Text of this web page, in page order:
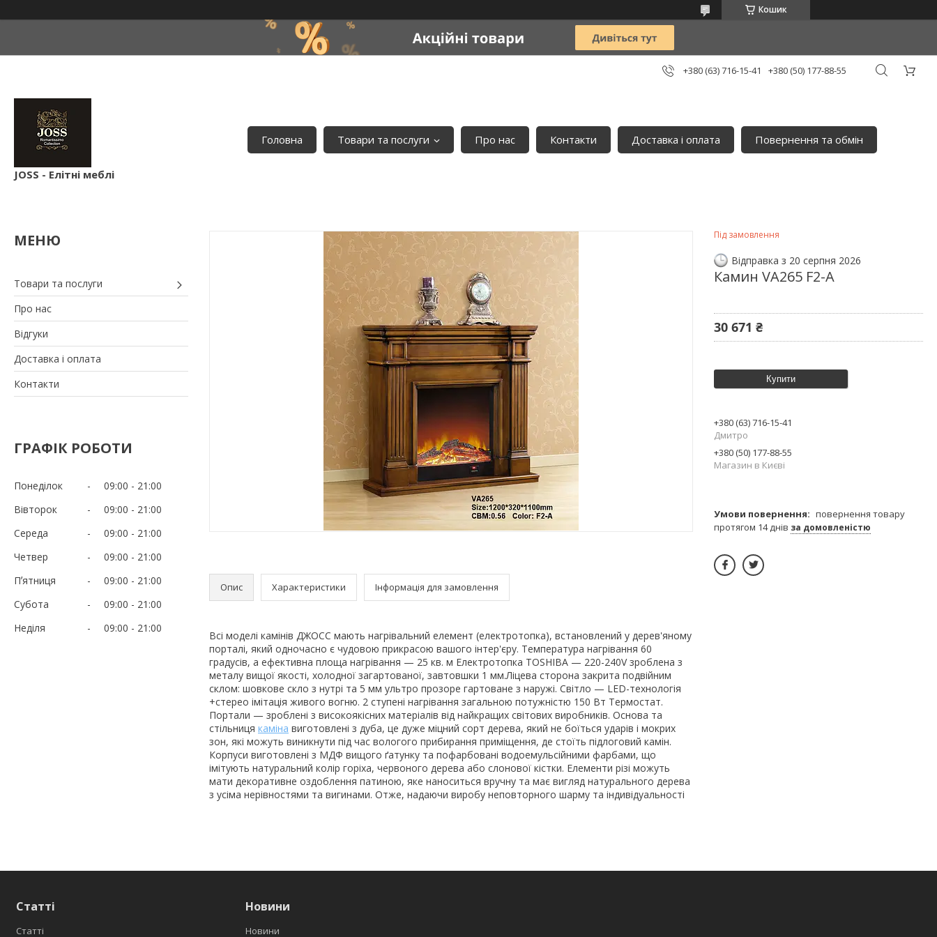
Кошик
+380 (63) 716-15-41 +380 (50) 177-88-55
JOSS - Елітні меблі
Головна Товари та послуги Про нас Контакти Доставка і оплата Повернення та обмін
Товари та послуги
Про нас
Відгуки
Доставка і оплата
Контакти
ГРАФІК РОБОТИ
Понеділок 09:00
21:00
Вівторок
09:00
21:00
Середа
09:00
21:00
Четвер
09:00
21:00
Пʼятниця
09:00
21:00
Субота
09:00
21:00
Неділя
09:00 21:00
Опис Характеристики Інформація для замовлення
Всі моделі камінів ДЖОСС мають нагрівальний елемент (електротопка), встановлений у дерев'яному
порталі, який одночасно є чудовою прикрасою вашого інтер'єру. Температура нагрівання 60
градусів, а ефективна площа нагрівання — 25 кв. м Електротопка TOSHIBA — 220-240V зроблена з
металу вищої якості, холодної загартованої, завтовшки 1 мм.Ліцева сторона закрита подвійним
склом: шовкове скло з нутрі та 5 мм ультро прозоре гартоване з наружі. Світло — LED-технологія
+стерео імітація живого вогню. 2 ступені нагрівання загальною потужністю 150 Вт Термостат.
Портали — зроблені з високоякісних матеріалів від найкращих світових виробників. Основа та
стільниця каміна виготовлені з дуба, це дуже міцний сорт дерева, який не боїться ударів і мокрих
зон, які можуть виникнути під час вологого прибирання приміщення, де стоїть підлоговий камін.
Корпуси виготовлені з МДФ вищого ґатунку та пофарбовані водоемульсійними фарбами, що
імітують натуральний колір горіха, червоного дерева або слонової кістки. Елементи різі можуть
мати декоративне оздоблення патиною, яке наноситься вручну та має вигляд натурального дерева
з усіма нерівностями та вигинами. Отже, надаючи виробу неповторного шарму та індивідуальності
Під замовлення
Відправка з 20 серпня 2026
Камин VA265 F2-A
30 671 ₴
Купити
+380 (63) 716-15-41
Дмитро
+380 (50) 177-88-55
Магазин в Києві
повернення товару
протягом 14 днів за домовленістю
Статті
Статті
Новини
Новини